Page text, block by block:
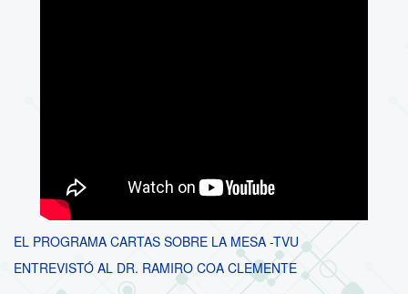
EL PROGRAMA CARTAS SOBRE LA MESA -TVU
ENTREVISTÓ AL DR. RAMIRO COA CLEMENTE